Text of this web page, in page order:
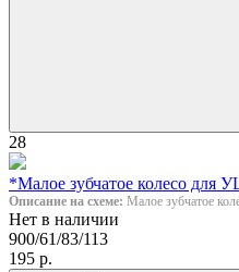
28
*Малое зубчатое колесо для
Описание на схеме: Малое зубчатое
Нет в наличии
900/61/83/113
195 р.